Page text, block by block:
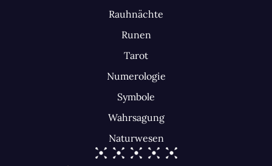
Rauhnächte
Runen
Tarot
Numerologie
Symbole
Wahrsagung
Naturwesen